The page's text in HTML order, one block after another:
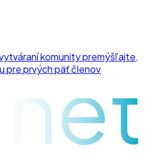
komunity premýšľajte,
pre prvých päť členov